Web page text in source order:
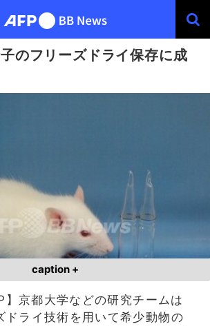
のフリーズドライ保存に成
caption +
】京都大学などの研究チームは
ドライ技術を用いて希少動物の